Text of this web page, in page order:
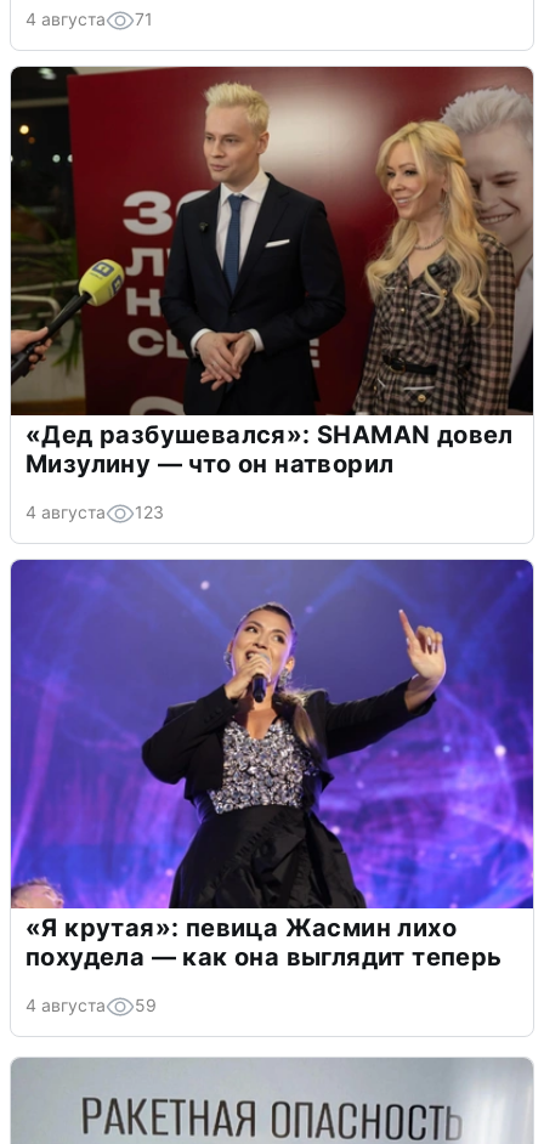
4 августа 71
«Дед разбушевался»: SHAMAN довел
Мизулину — что он натворил
4 августа 123
«Я крутая»: певица Жасмин лихо
похудела — как она выглядит теперь
4 августа 59